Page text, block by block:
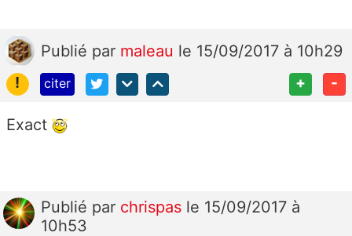
Publié par maleau le 15/09/2017 à 10h29
!
citer + -
Exact
Publié par chrispas le 15/09/2017 à
10h53